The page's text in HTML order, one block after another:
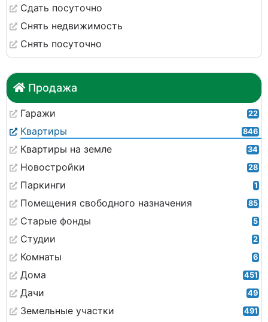
Сдать посуточно
Снять недвижимость
Снять посуточно
Продажа
Гаражи 22
Квартиры 846
Квартиры на земле 34
Новостройки 28
Паркинги 1
Помещения свободного назначения 85
Старые фонды 5
Студии 2
Комнаты 6
Дома 451
Дачи 49
Земельные участки 491